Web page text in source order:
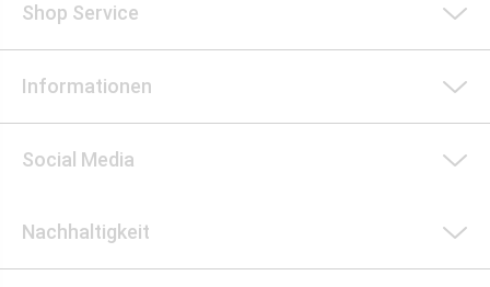
Shop Service
Informationen
Social Media
Nachhaltigkeit